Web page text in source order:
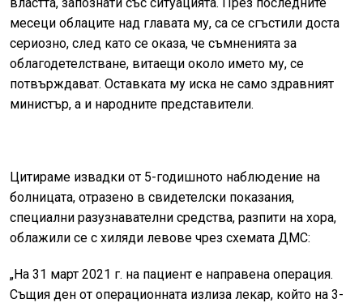
месеци облаците над главата му, са се сгъстили доста
сериозно, след като се оказа, че съмненията за
облагодетелстване, витаещи около името му, се
потвърждават. Оставката му иска не само здравният
министър, а и народните представители.
Цитираме извадки от 5-годишното наблюдение на
болницата, отразено в свидетелски показания,
специални разузнавателни средства, разпити на хора,
облажили се с хиляди левове чрез схемата ДМС:
„На 31 март 2021 г. на пациент е направена операция.
Същия ден от операционната излиза лекар, който на 3-